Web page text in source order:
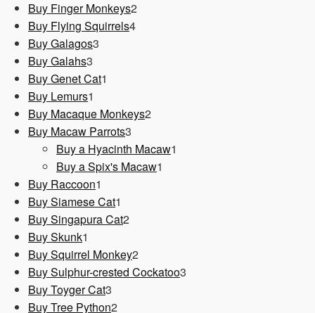
Produkt
Buy Finger Monkeys22
Buy Flying Squirrels44
Buy Galagos3
Buy Galahs3
Produkte
Buy Genet Cat1
Buy Lemurs1
Produkt
Buy Macaque Monkeys22
Buy Macaw Parrots3
Produkte
Buy a Hyacinth Macaw1
Buy a Spix's Macaw1
Buy Raccoon1
Produkt
Buy Siamese Cat1
Produkt
Buy Singapura Cat22
Buy Skunk1
Produkt
Buy Squirrel Monkey22
Produkte
Buy Sulphur-crested Cockatoo3
Buy Toyger Cat3
Produkte
Buy Tree Python22